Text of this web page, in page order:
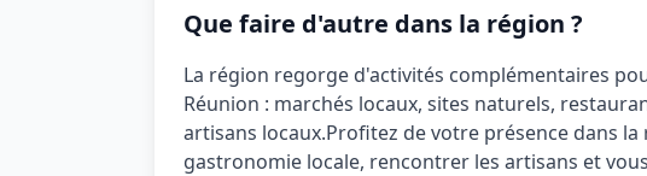
Que faire d'autre dans la région ?
La région regorge d'activités complémentaires
Réunion : marchés locaux, sites naturels,
artisans locaux.Profitez de votre présence dans
gastronomie locale, rencontrer les artisans et